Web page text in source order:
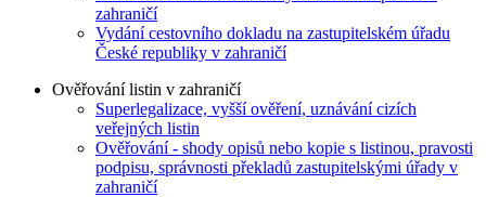
zahraničí
Vydání cestovního dokladu na zastupitelském úřadu
České republiky v zahraničí
Ověřování listin v zahraničí
Superlegalizace, vyšší ověření, uznávání cizích
veřejných listin
Ověřování - shody opisů nebo kopie s listinou, pravosti
podpisu, správnosti překladů zastupitelskými úřady v
zahraničí